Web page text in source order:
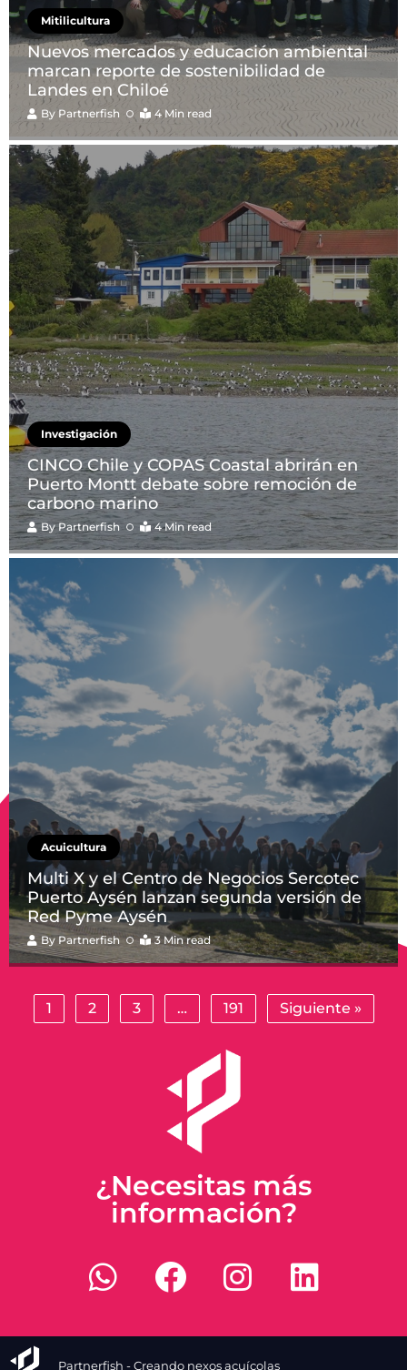
Mitilicultura
Nuevos mercados y educación ambiental
marcan reporte de sostenibilidad de
Landes en Chiloé
By Partnerfish 4 Min read
Investigación
CINCO Chile y COPAS Coastal abrirán en
Puerto Montt debate sobre remoción de
carbono marino
ByPartnerfish 4 Min read
Acuicultura
Multi X y el Centro de Negocios Sercotec
Puerto Aysén lanzan segunda versión de
Red Pyme Aysén
By Partnerfish 3 Min read
1 2 3 … 191 Siguiente »
¿Necesitas más
información?
Partnerfish - Creando nexos acuícolas